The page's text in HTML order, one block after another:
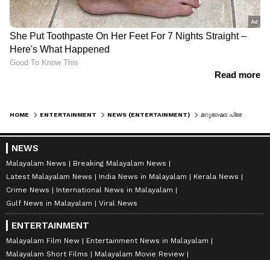
HOME ENTERTAINMENT NEWS (ENTERTAINMENT) മറുഭാഷാ പ്രേക്ഷകര്‍ക്ക് ഇഷ്ടപ്പെട്ടോ 'ദൃശ്യം 3'? ആദ്യ പ്രതികരണങ്ങള്‍ ഇങ്ങനെ
NEWS
Malayalam News
Breaking Malayalam News
Latest Malayalam News
India News in Malayalam
Kerala News
Crime News
International News in Malayalam
Gulf News in Malayalam
Viral News
ENTERTAINMENT
Malayalam Film New
Entertainment News in Malayalam
Malayalam Short Films
Malayalam Movie Review